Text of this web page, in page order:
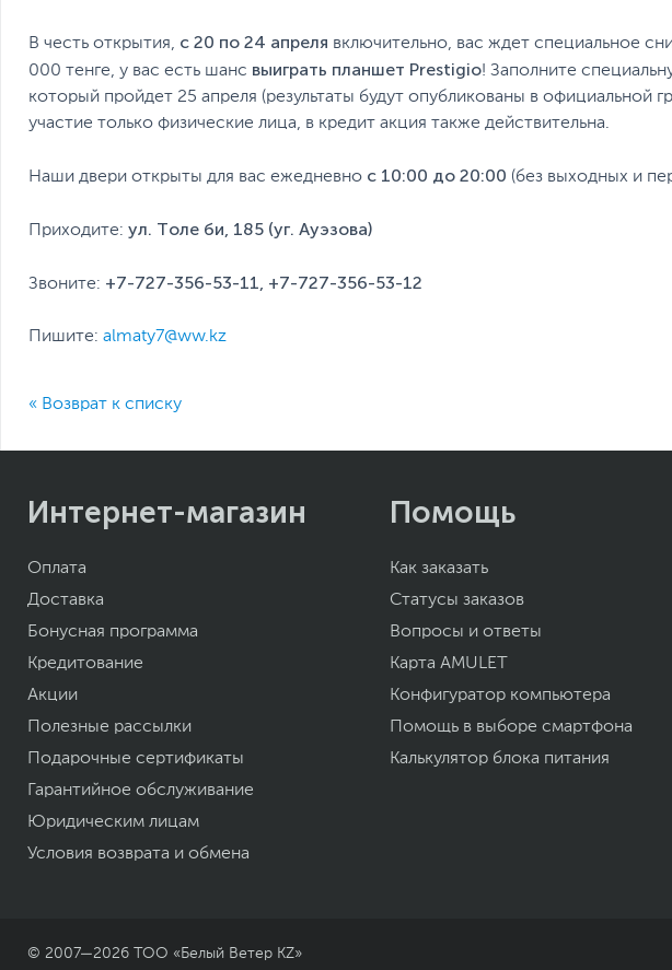
В честь открытия, с 20 по 24 апреля включительно, вас ждет специальное
000 тенге, у вас есть шанс выиграть планшет Prestigio! Заполните
который пройдет 25 апреля (результаты будут опубликованы в официальной
участие только физические лица, в кредит акция также действительна.
Наши двери открыты для вас ежедневно с 10:00 до 20:00 (без выходных и
Приходите: ул. Толе би, 185 (уг. Ауэзова)
Звоните: +7-727-356-53-11, +7-727-356-53-12
Пишите: almaty7@ww.kz
« Возврат к списку
Интернет-магазин
Оплата
Доставка
Бонусная программа
Кредитование
Акции
Полезные рассылки
Подарочные сертификаты
Гарантийное обслуживание
Юридическим лицам
Условия возврата и обмена
Помощь
Как заказать
Статусы заказов
Вопросы и ответы
Карта AMULET
Конфигуратор компьютера
Помощь в выборе смартфона
Калькулятор блока питания
© 2007—2026
ТОО «Белый Ветер KZ»